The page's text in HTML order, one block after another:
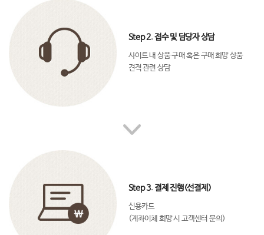
Step 2. 접수 및 담당자 상담
사이트 내 상품 구매 혹은 구매 희망 상품
견적 관련 상담
Step 3. 결제 진행(선결제)
신용카드
(계좌이체 희망 시 고객센터 문의)